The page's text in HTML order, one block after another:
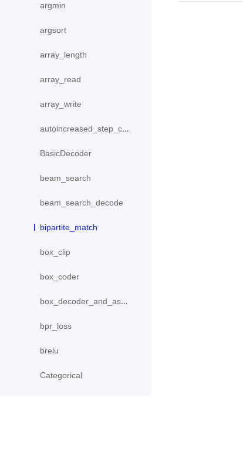
argmin
argsort
array_length
array_read
array_write
autoincreased_step_counter
BasicDecoder
beam_search
beam_search_decode
bipartite_match
box_clip
box_coder
box_decoder_and_assign
bpr_loss
brelu
Categorical